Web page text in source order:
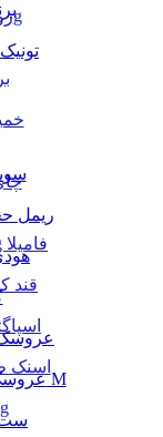
روغن آفتابگردان غنی شده 810g فامیلا
قند کله
اسپاگتی 1.2 رشته ای
اسنک
ریمل
عروسک
عروسک خمیری طرح دختر بادکنک مدل M
ست